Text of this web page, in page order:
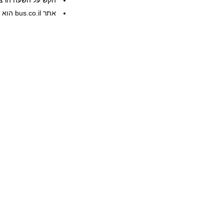
אתר bus.co.il הוא שרות פרטי, המידע ניתן ללא אחריות